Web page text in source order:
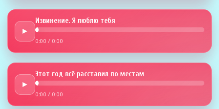
►
Извинение. Я люблю тебя
0:00 / 0:00
►
Этот год всё расставил по местам
0:00 / 0:00